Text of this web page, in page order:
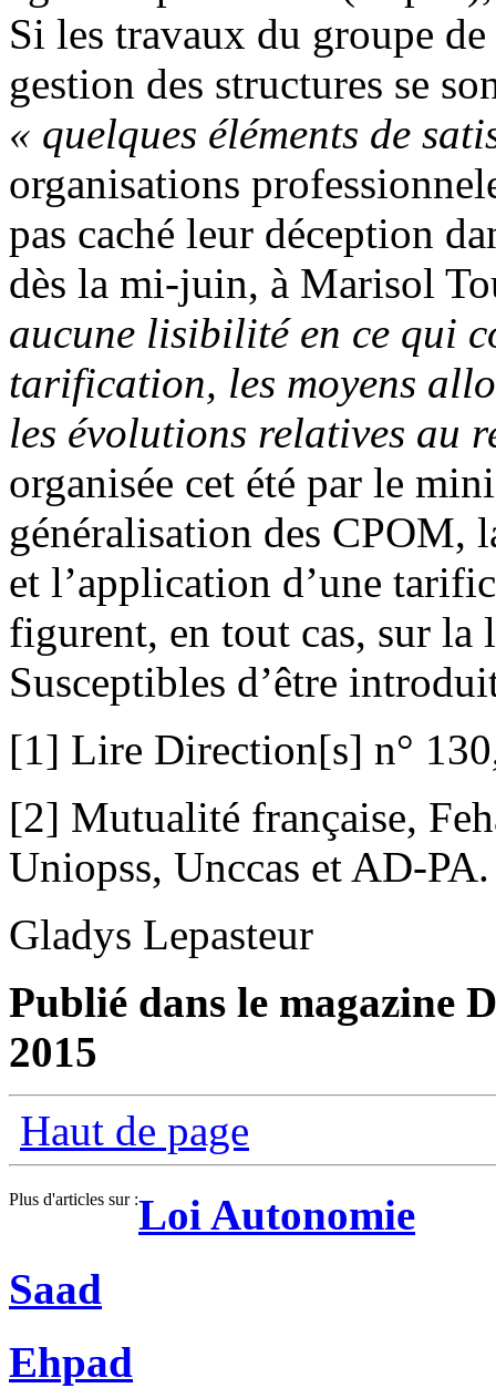
Si les travaux du groupe
gestion des structures se
« quelques éléments de
organisations
pas caché leur déception
dès la mi-juin, à Marisol
aucune lisibilité en ce qui
tarification, les moyens
les évolutions relatives au
organisée cet été par le
généralisation des CPOM,
et l’application d’une
figurent, en tout cas, sur la
Susceptibles d’être
[1] Lire Direction[s] n°
[2] Mutualité française,
Uniopss, Unccas et AD-
Gladys Lepasteur
Publié dans le magazine
2015
Haut de page
Plus d'articles sur :Loi Autonomie
Saad
Ehpad